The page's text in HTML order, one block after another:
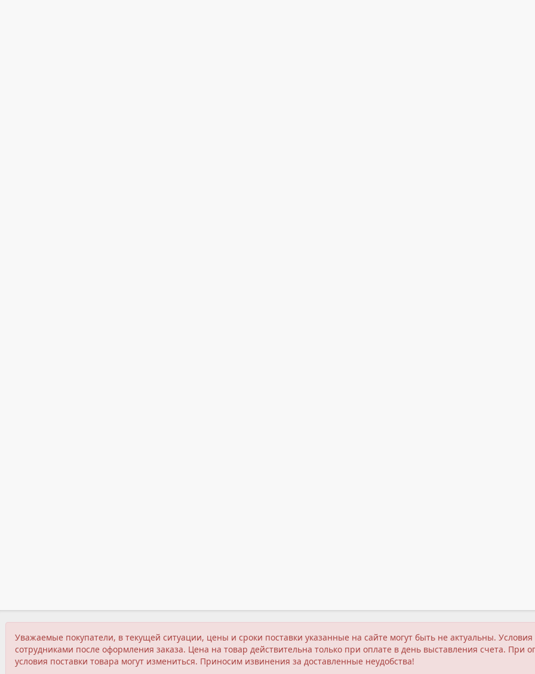
Уважаемые покупатели, в текущей ситуации, цены и сроки поставки указанные на сайте могут быть не актуальны.
сотрудниками после оформления заказа. Цена на товар действительна только при оплате в день выставления счета.
условия поставки товара могут измениться. Приносим извинения за доставленные неудобства!